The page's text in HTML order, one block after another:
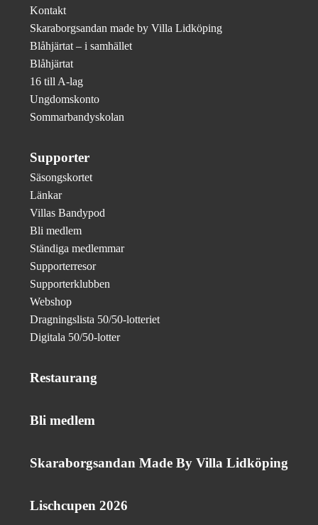
Kontakt
Skaraborgsandan made by Villa Lidköping
Blåhjärtat – i samhället
Blåhjärtat
16 till A-lag
Ungdomskonto
Sommarbandyskolan
Supporter
Säsongskortet
Länkar
Villas Bandypod
Bli medlem
Ständiga medlemmar
Supporterresor
Supporterklubben
Webshop
Dragningslista 50/50-lotteriet
Digitala 50/50-lotter
Restaurang
Bli medlem
Skaraborgsandan Made By Villa Lidköping
Lischcupen 2026